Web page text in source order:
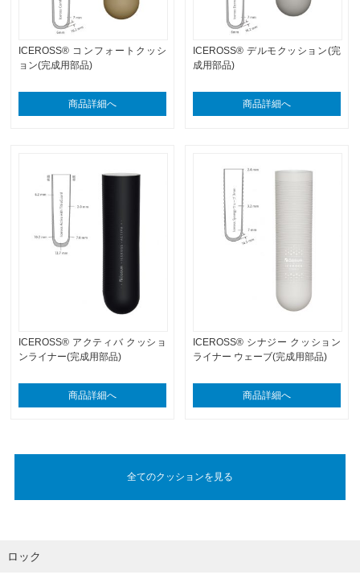
ICEROSS® コンフォートクッシ
ョン(完成用部品)
商品詳細へ
ICEROSS® デルモクッション(完
成用部品)
商品詳細へ
ICEROSS® アクティバ クッショ
ンライナー(完成用部品)
商品詳細へ
ICEROSS® シナジー クッション
ライナー ウェーブ(完成用部品)
商品詳細へ
全てのクッションを見る
ロック